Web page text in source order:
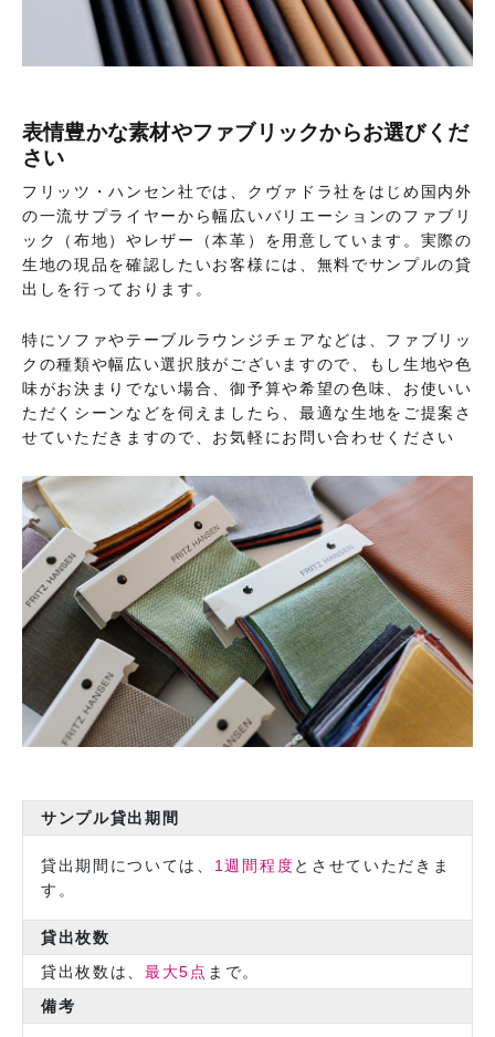
表情豊かな素材やファブリックからお選びくだ
さい
フリッツ・ハンセン社では、クヴァドラ社をはじめ国内外
の一流サプライヤーから幅広いバリエーションのファブリ
ック（布地）やレザー（本革）を用意しています。実際の
生地の現品を確認したいお客様には、無料でサンプルの貸
出しを行っております。
特にソファやテーブルラウンジチェアなどは、ファブリッ
クの種類や幅広い選択肢がございますので、もし生地や色
味がお決まりでない場合、御予算や希望の色味、お使いい
ただくシーンなどを伺えましたら、最適な生地をご提案さ
せていただきますので、お気軽にお問い合わせください
サンプル貸出期間
貸出期間については、 1週間程度とさせていただきま
す。
貸出枚数
貸出枚数は、最大5点 まで。
備考